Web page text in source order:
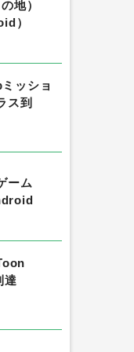
地）
）
ッショ
ス到
ーム
達